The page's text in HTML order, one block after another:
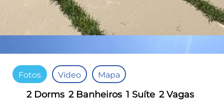
Fotos Vídeo Mapa
2 Dorms 2 Banheiros 1 Suíte 2 Vagas